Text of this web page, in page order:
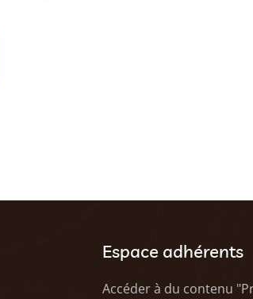
Espace adhérents
Accéder à du contenu